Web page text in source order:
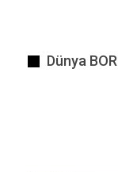
Protesto
Dünya